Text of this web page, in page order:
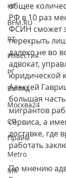
НГ
BFM.RU
RT
Известия
РГ
Взгляд
Москва24
СП
Прайм
Metro
МК
общее
РФ в 10 раз
ФСИН сможет
перекрыть
далеко не во
адвокат,
юридической
Алексей
большая
мигрантов
сервиса, а
доставке, где
работать
По мнению